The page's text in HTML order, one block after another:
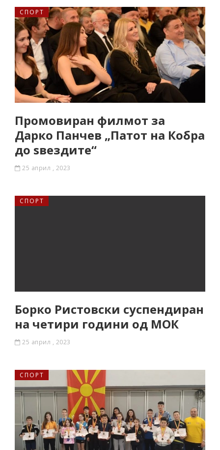
СПОРТ
Промовиран филмот за
Дарко Панчев „Патот на Кобра
до ѕвездите“
25 април , 2023
СПОРТ
Борко Ристовски суспендиран
на четири години од МОК
25 април , 2023
СПОРТ